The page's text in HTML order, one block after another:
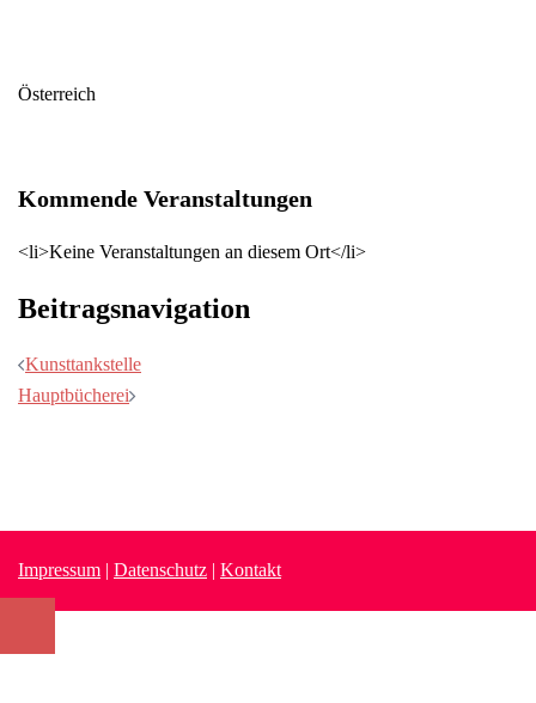
Österreich
Kommende Veranstaltungen
<li>Keine Veranstaltungen an diesem Ort</li>
Beitragsnavigation
Kunsttankstelle
Hauptbücherei
Impressum | Datenschutz | Kontakt